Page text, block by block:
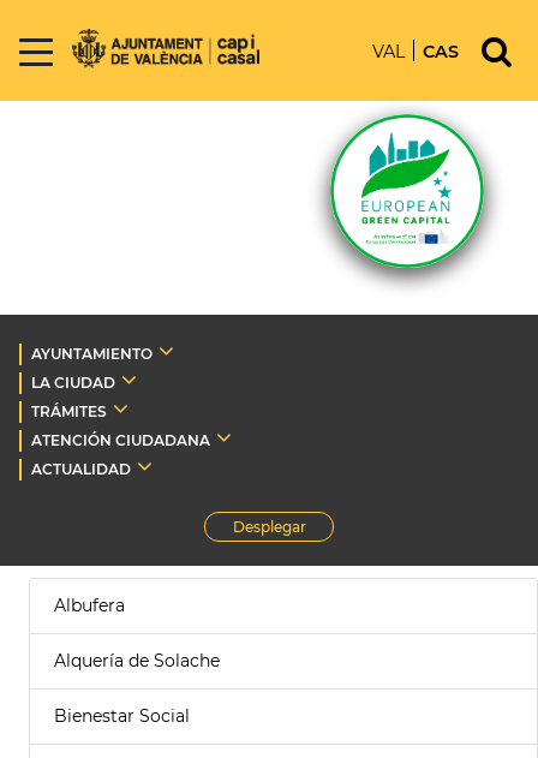
VAL CAS
AYUNTAMIENTO
LA CIUDAD
TRÁMITES
ATENCIÓN CIUDADANA
ACTUALIDAD
Desplegar
Albufera
Alquería de Solache
Bienestar Social